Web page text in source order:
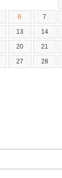
6 7
13 14
20 21
27 28